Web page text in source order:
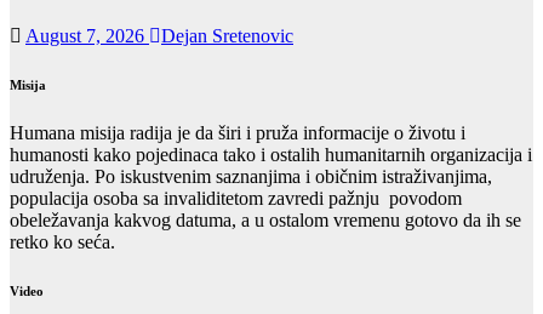
August 7, 2026 Dejan Sretenovic
Misija
Humana misija radija je da širi i pruža informacije o životu i
humanosti kako pojedinaca tako i ostalih humanitarnih organizacija i
udruženja. Po iskustvenim saznanjima i običnim istraživanjima,
populacija osoba sa invaliditetom zavredi pažnju povodom
obeležavanja kakvog datuma, a u ostalom vremenu gotovo da ih se
retko ko seća.
Video